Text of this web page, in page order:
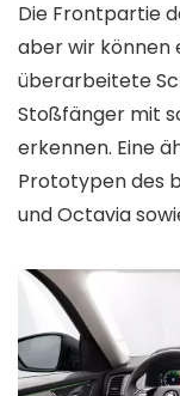
Die Frontpartie
aber wir können
überarbeitete
Stoßfänger mit
erkennen. Eine
Prototypen des
und Octavia